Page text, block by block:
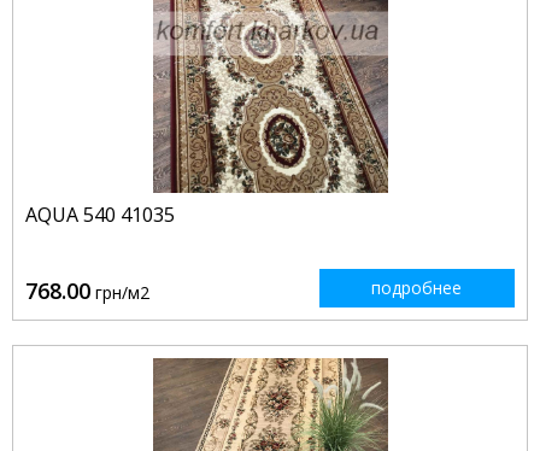
AQUA 540 41035
768.00 грн/м2 подробнее